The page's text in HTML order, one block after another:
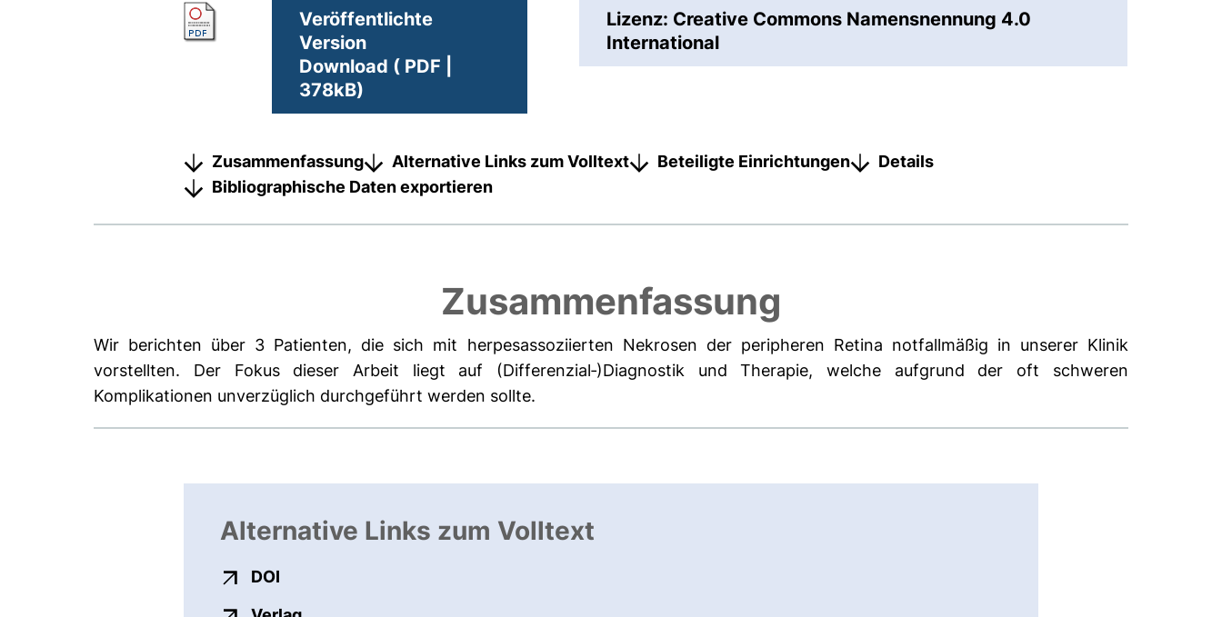
Veröffentlichte
Version
Download ( PDF |
378kB)
Lizenz: Creative Commons Namensnennung 4.0
International
Zusammenfassung Alternative Links zum Volltext Beteiligte Einrichtungen
Details
Bibliographische Daten exportieren
Zusammenfassung
Wir berichten über 3 Patienten, die sich mit herpesassoziierten Nekrosen der peripheren Retina notfallmäßig in unserer Klinik
vorstellten. Der Fokus dieser Arbeit liegt auf (Differenzial‑)Diagnostik und Therapie, welche aufgrund der oft schweren
Komplikationen unverzüglich durchgeführt werden sollte.
Alternative Links zum Volltext
DOI